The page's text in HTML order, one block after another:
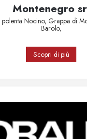
Montenegro
polenta Nocino, Grappa di
Barolo,
Scopri di più